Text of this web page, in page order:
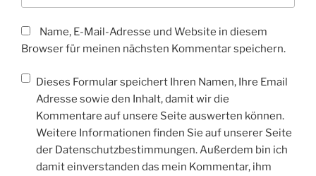
Name, E-Mail-Adresse und Website in diesem
Browser für meinen nächsten Kommentar speichern.
Dieses Formular speichert Ihren Namen, Ihre Email
Adresse sowie den Inhalt, damit wir die
Kommentare auf unsere Seite auswerten können.
Weitere Informationen finden Sie auf unserer Seite
der Datenschutzbestimmungen. Außerdem bin ich
damit einverstanden das mein Kommentar, ihm